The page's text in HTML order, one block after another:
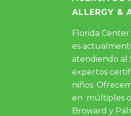
ALLERGY &
Florida Center
es
atendiendo al
expertos
niños.
en múltiples
Broward y